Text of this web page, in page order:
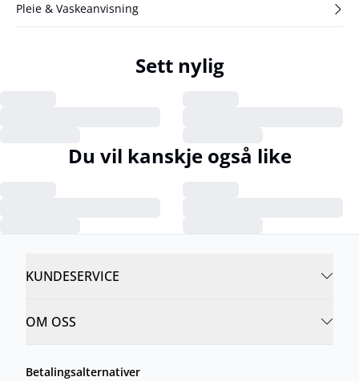
Pleie & Vaskeanvisning
Sett nylig
Du vil kanskje også like
KUNDESERVICE
OM OSS
Betalingsalternativer